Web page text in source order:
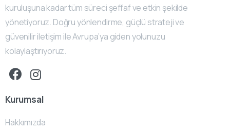
kuruluşuna kadar tüm süreci şeffaf ve etkin şekilde
yönetiyoruz. Doğru yönlendirme, güçlü strateji ve
güvenilir iletişim ile Avrupa’ya giden yolunuzu
kolaylaştırıyoruz.
Kurumsal
Hakkımızda